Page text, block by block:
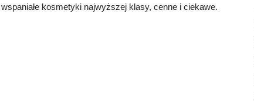
kosmetyki najwyższej klasy, cenne i ciekawe.